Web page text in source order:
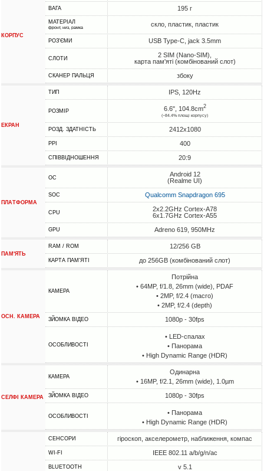
КОРПУС
ВАГА 195 г
МАТЕРІАЛ
фронт, низ, рамка скло, пластик, пластик
РОЗ'ЄМИ USB Type-C, jack 3.5mm
СЛОТИ
2 SIM (Nano-SIM),
карта пам'яті (комбінований слот)
СКАНЕР ПАЛЬЦЯ збоку
ЕКРАН
ТИП IPS, 120Hz
РОЗМІР 6.6", 104.8cm2
(~84.4% площі корпусу)
РОЗД. ЗДАТНІСТЬ 2412x1080
PPI 400
СПІВВІДНОШЕННЯ 20:9
ПЛАТФОРМА
ОС
Android 12
(Realme UI)
SOC Qualcomm Snapdragon 695
CPU
2x2.2GHz Cortex-A78
6x1.7GHz Cortex-A55
GPU Adreno 619, 950MHz
ПАМ'ЯТЬ
RAM / ROM 12/256 GB
КАРТА ПАМ'ЯТІ до 256GB (комбінований слот)
ОСН. КАМЕРА
КАМЕРА
Потрійна
• 64MP, f/1.8, 26mm (wide), PDAF
• 2MP, f/2.4 (macro)
• 2MP, f/2.4 (depth)
ЗЙОМКА ВІДЕО 1080p - 30fps
ОСОБЛИВОСТІ
• LED-спалах
• Панорама
• High Dynamic Range (HDR)
СЕЛФІ КАМЕРА
КАМЕРА
Одинарна
• 16MP, f/2.1, 26mm (wide), 1.0µm
ЗЙОМКА ВІДЕО 1080p - 30fps
ОСОБЛИВОСТІ
• Панорама
• High Dynamic Range (HDR)
СЕНСОРИ гіроскоп, акселерометр, наближення, компас
WI-FI IEEE 802.11 a/b/g/n/ac
BLUETOOTH v 5.1